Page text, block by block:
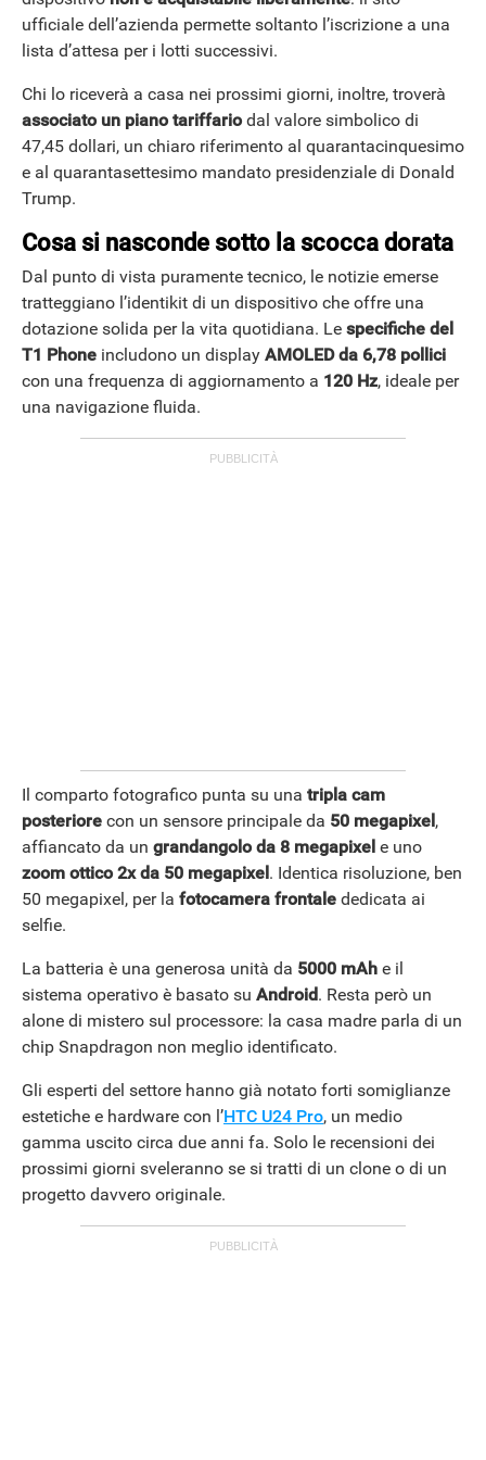
STREAMING E SERIE TV
ufficiale dell’azienda permette soltanto l’iscrizione a una
lista d’attesa per i lotti successivi.
Chi lo riceverà a casa nei prossimi giorni, inoltre, troverà
associato un piano tariffariodal valore simbolico di
47,45 dollari, un chiaro riferimento al quarantacinquesimo
e al quarantasettesimo mandato presidenziale di Donald
Trump.
Cosa si nasconde sotto la scocca dorata
Dal punto di vista puramente tecnico, le notizie emerse
tratteggiano l’identikit di un dispositivo che offre una
dotazione solida per la vita quotidiana. Le specifiche del
T1 Phone includono un display AMOLED da 6,78 pollici
con una frequenza di aggiornamento a 120 Hz, ideale per
una navigazione fluida.
Il comparto fotografico punta su una tripla cam
posteriore con un sensore principale da 50 megapixel,
affiancato da un grandangolo da 8 megapixel e uno
zoom ottico 2x da 50 megapixel. Identica risoluzione, ben
50 megapixel, per la fotocamera frontale dedicata ai
selfie.
La batteria è una generosa unità da 5000 mAh e il
sistema operativo è basato su Android. Resta però un
alone di mistero sul processore: la casa madre parla di un
chip Snapdragon non meglio identificato.
Gli esperti del settore hanno già notato forti somiglianze
estetiche e hardware con l’HTC U24 Pro, un medio
gamma uscito circa due anni fa. Solo le recensioni dei
prossimi giorni sveleranno se si tratti di un clone o di un
progetto davvero originale.